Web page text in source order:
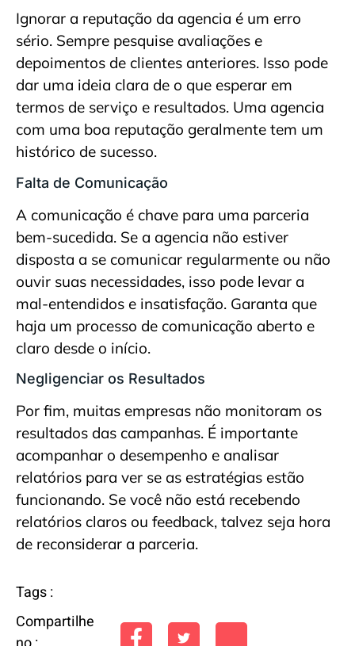
Ignorar a reputação da agencia é um erro
sério. Sempre pesquise avaliações e
depoimentos de clientes anteriores. Isso pode
dar uma ideia clara de o que esperar em
termos de serviço e resultados. Uma agencia
com uma boa reputação geralmente tem um
histórico de sucesso.
Falta de Comunicação
A comunicação é chave para uma parceria
bem-sucedida. Se a agencia não estiver
disposta a se comunicar regularmente ou não
ouvir suas necessidades, isso pode levar a
mal-entendidos e insatisfação. Garanta que
haja um processo de comunicação aberto e
claro desde o início.
Negligenciar os Resultados
Por fim, muitas empresas não monitoram os
resultados das campanhas. É importante
acompanhar o desempenho e analisar
relatórios para ver se as estratégias estão
funcionando. Se você não está recebendo
relatórios claros ou feedback, talvez seja hora
de reconsiderar a parceria.
Tags :
Compartilhe